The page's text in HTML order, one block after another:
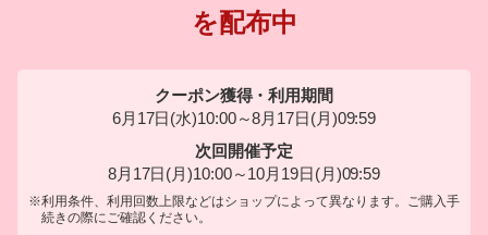
を配布中
クーポン獲得・利用期間
6月17日(水)10:00～8月17日(月)09:59
次回開催予定
8月17日(月)10:00～10月19日(月)09:59
※利用条件、利用回数上限などはショップによって異なります。ご購入手
続きの際にご確認ください。